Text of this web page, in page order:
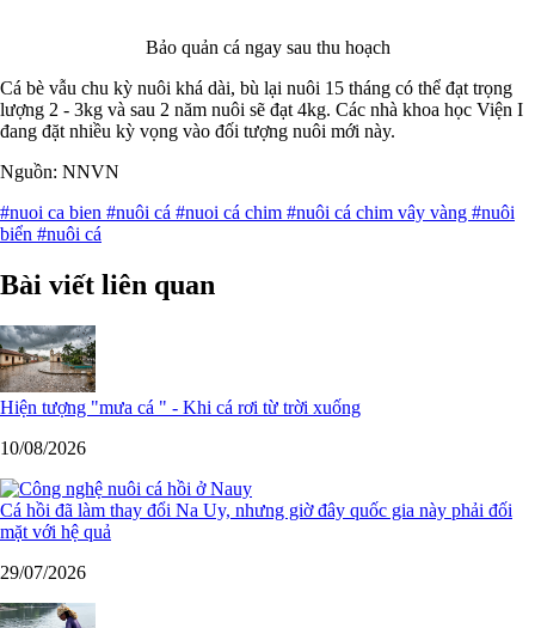
Bảo quản cá ngay sau thu hoạch
Cá bè vẫu chu kỳ nuôi khá dài, bù lại nuôi 15 tháng có thể đạt trọng
lượng 2 - 3kg và sau 2 năm nuôi sẽ đạt 4kg. Các nhà khoa học Viện I
đang đặt nhiều kỳ vọng vào đối tượng nuôi mới này.
Nguồn: NNVN
#nuoi ca bien #nuôi cá #nuoi cá chim #nuôi cá chim vây vàng #nuôi
biển #nuôi cá
Bài viết liên quan
Hiện tượng "mưa cá " - Khi cá rơi từ trời xuống
10/08/2026
Cá hồi đã làm thay đổi Na Uy, nhưng giờ đây quốc gia này phải đối
mặt với hệ quả
29/07/2026